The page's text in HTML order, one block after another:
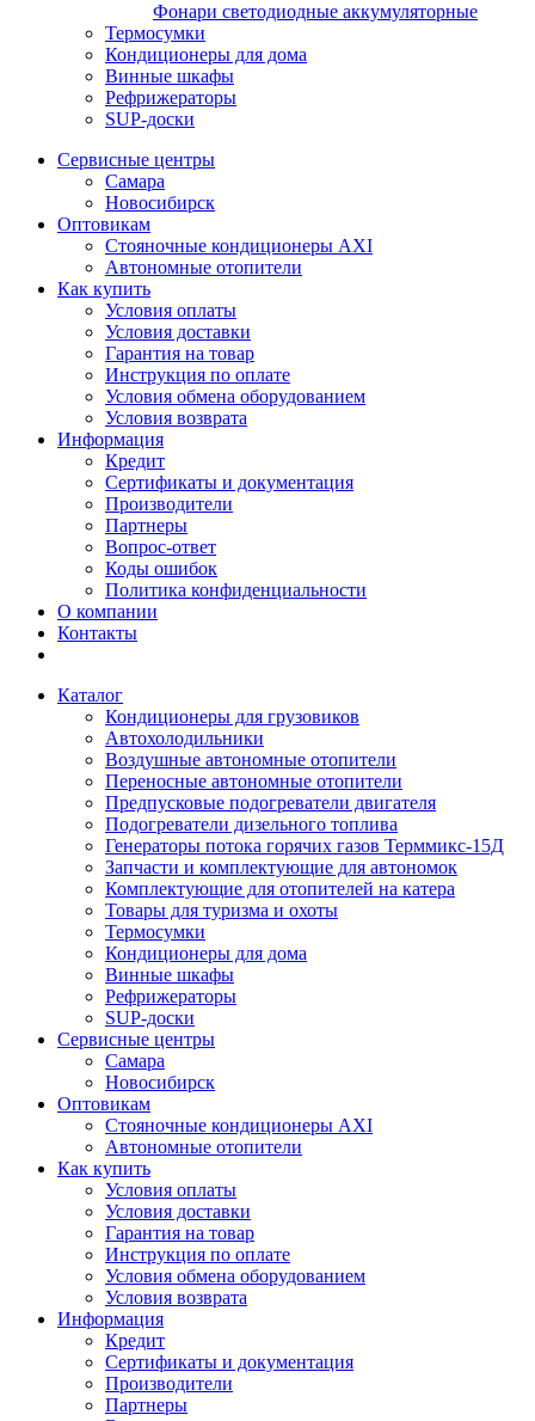
Фонари светодиодные аккумуляторные
Термосумки
Кондиционеры для дома
Винные шкафы
Рефрижераторы
SUP-доски
Сервисные центры
Самара
Новосибирск
Оптовикам
Стояночные кондиционеры AXI
Автономные отопители
Как купить
Условия оплаты
Условия доставки
Гарантия на товар
Инструкция по оплате
Условия обмена оборудованием
Условия возврата
Информация
Кредит
Сертификаты и документация
Производители
Партнеры
Вопрос-ответ
Коды ошибок
Политика конфиденциальности
О компании
Контакты
Каталог
Кондиционеры для грузовиков
Автохолодильники
Воздушные автономные отопители
Переносные автономные отопители
Предпусковые подогреватели двигателя
Подогреватели дизельного топлива
Генераторы потока горячих газов Терммикс-15Д
Запчасти и комплектующие для автономок
Комплектующие для отопителей на катера
Товары для туризма и охоты
Термосумки
Кондиционеры для дома
Винные шкафы
Рефрижераторы
SUP-доски
Сервисные центры
Самара
Новосибирск
Оптовикам
Стояночные кондиционеры AXI
Автономные отопители
Как купить
Условия оплаты
Условия доставки
Гарантия на товар
Инструкция по оплате
Условия обмена оборудованием
Условия возврата
Информация
Кредит
Сертификаты и документация
Производители
Партнеры